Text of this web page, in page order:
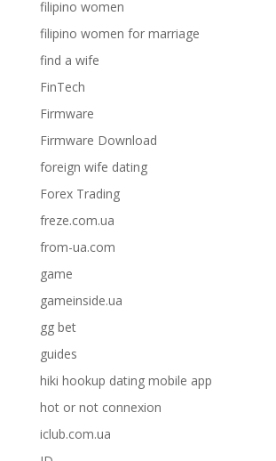
filipino women
filipino women for marriage
find a wife
FinTech
Firmware
Firmware Download
foreign wife dating
Forex Trading
freze.com.ua
from-ua.com
game
gameinside.ua
gg bet
guides
hiki hookup dating mobile app
hot or not connexion
iclub.com.ua